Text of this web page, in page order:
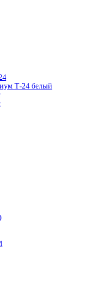
Т-24 белый